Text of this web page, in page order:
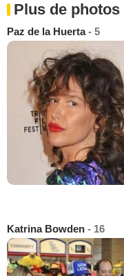
Plus de photos
Paz de la Huerta- 5
Katrina Bowden - 16